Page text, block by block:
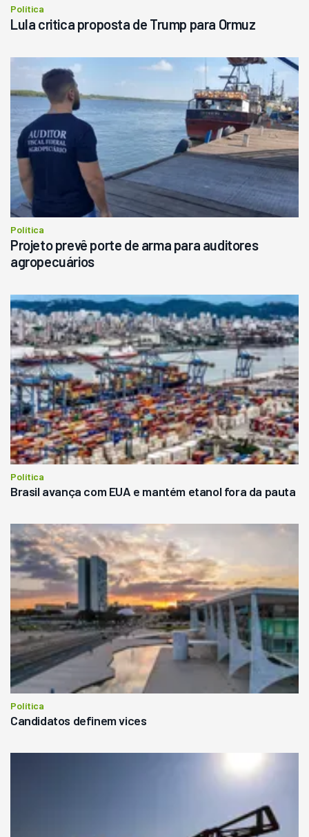
Política
Lula critica proposta de Trump para Ormuz
Política
Projeto prevê porte de arma para auditores
agropecuários
Política
Brasil avança com EUA e mantém etanol fora da pauta
Política
Candidatos definem vices